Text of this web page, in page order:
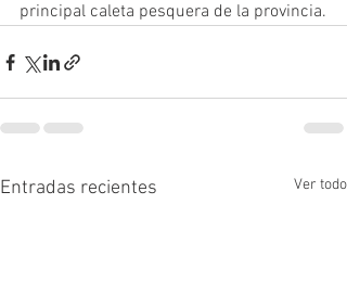
principal caleta pesquera de la provincia.
Entradas recientes Ver todo